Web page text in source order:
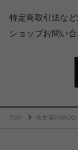
特定商取引法な
ショップお問い
TOP 名古屋PARCO